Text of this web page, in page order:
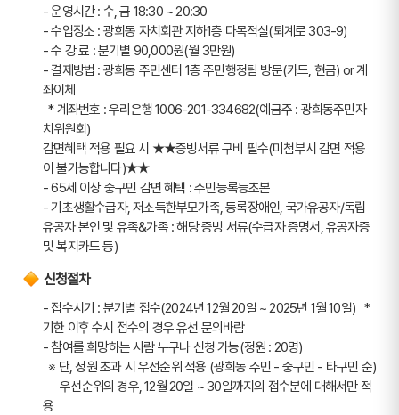
- 운영시간 : 수, 금 18:30 ~ 20:30
- 수업장소 : 광희동 자치회관 지하1층 다목적실(퇴계로 303-9)
- 수 강 료 : 분기별 90,000원(월 3만원)
- 결제방법 : 광희동 주민센터 1층 주민행정팀 방문(카드, 현금) or 계
좌이체
  * 계좌번호 : 우리은행 1006-201-334682(예금주 : 광희동주민자
치위원회)
감면혜택 적용 필요 시 ★★증빙서류 구비 필수(미첨부시 감면 적용
이 불가능합니다)★★
- 65세 이상 중구민 감면 혜택 : 주민등록등초본
- 기초생활수급자, 저소득한부모가족, 등록장애인, 국가유공자/독립
유공자 본인 및 유족&가족 : 해당 증빙 서류(수급자 증명서, 유공자증
및 복지카드 등)
신청절차
- 접수시기 : 분기별 접수(2024년 12월 20일 ~ 2025년 1월 10일)   *
기한 이후 수시 접수의 경우 유선 문의바람
- 참여를 희망하는 사람 누구나 신청 가능(정원 : 20명)
  ※ 단, 정원 초과 시 우선순위 적용 (광희동 주민 - 중구민 - 타구민 순)
      우선순위의 경우, 12월 20일 ~ 30일까지의 접수분에 대해서만 적
용